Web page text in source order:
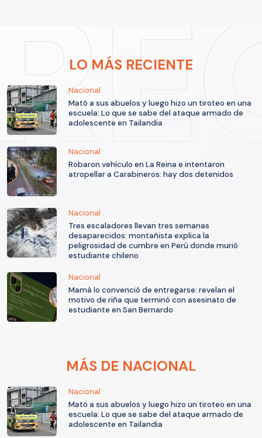
LO MÁS RECIENTE
Nacional
Mató a sus abuelos y luego hizo un tiroteo en una
escuela: Lo que se sabe del ataque armado de
adolescente en Tailandia
Nacional
Robaron vehículo en La Reina e intentaron
atropellar a Carabineros: hay dos detenidos
Nacional
Tres escaladores llevan tres semanas
desaparecidos: montañista explica la
peligrosidad de cumbre en Perú donde murió
estudiante chileno
Nacional
Mamá lo convenció de entregarse: revelan el
motivo de riña que terminó con asesinato de
estudiante en San Bernardo
MÁS DE NACIONAL
Nacional
Mató a sus abuelos y luego hizo un tiroteo en una
escuela: Lo que se sabe del ataque armado de
adolescente en Tailandia